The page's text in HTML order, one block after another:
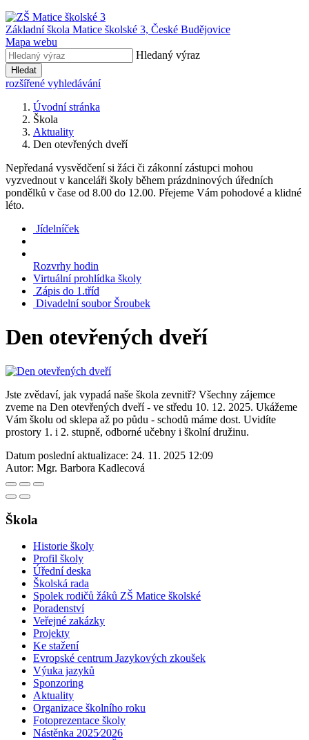
Základní škola Matice školské 3, České Budějovice
Mapa webu
Hledaný výraz
Hledat
rozšířené vyhledávání
Úvodní stránka
Škola
Aktuality
Den otevřených dveří
Nepředaná vysvědčení si žáci či zákonní zástupci mohou
vyzvednout v kanceláři školy během prázdninových úředních
pondělků v čase od 8.00 do 12.00. Přejeme Vám pohodové a klidné
léto.
Jídelníček
Rozvrhy hodin
Virtuální prohlídka školy
Zápis do 1.tříd
Divadelní soubor Šroubek
Den otevřených dveří
Jste zvědaví, jak vypadá naše škola zevnitř? Všechny zájemce
zveme na Den otevřených dveří - ve středu 10. 12. 2025. Ukážeme
Vám školu od sklepa až po půdu - schodů máme dost. Uvidíte
prostory 1. i 2. stupně, odborné učebny i školní družinu.
Datum poslední aktualizace: 24. 11. 2025 12:09
Autor: Mgr. Barbora Kadlecová
Škola
Historie školy
Profil školy
Úřední deska
Školská rada
Spolek rodičů žáků ZŠ Matice školské
Poradenství
Veřejné zakázky
Projekty
Ke stažení
Evropské centrum Jazykových zkoušek
Výuka jazyků
Sponzoring
Aktuality
Organizace školního roku
Fotoprezentace školy
Nástěnka 2025⁄2026